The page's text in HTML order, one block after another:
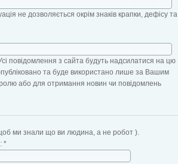
не дозволяється окрім знаків крапки, дефісу та
повідомлення з сайта будуть надсилатися на цю
та буде використано лише за Вашим
або для отримання новин чи повідомлень
ми знали що ви людина, а не робот ).
*